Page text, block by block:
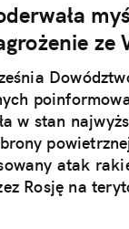
ze
w stan
atak
Rosję na